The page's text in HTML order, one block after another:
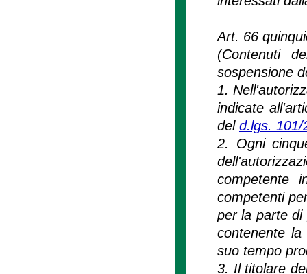
Art. 66
(Contenuti
sospensione
1.
indicate
del d.lgs. 101/
2. Ogni
competente
competenti
per la parte di
contenente la
suo tempo
3. Il titolare